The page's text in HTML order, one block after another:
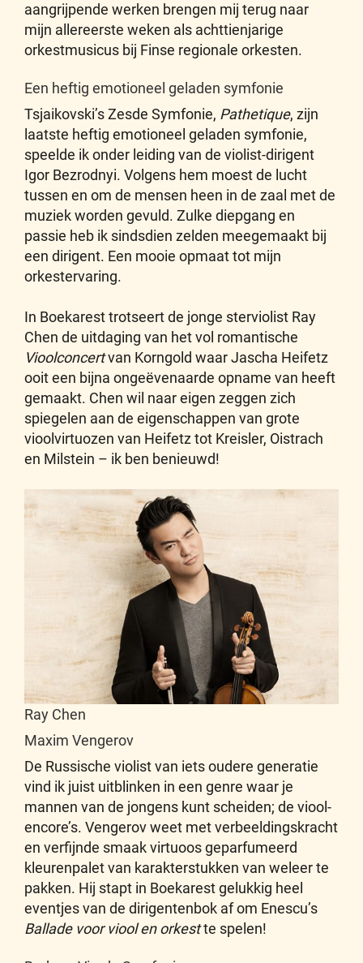
aangrijpende werken brengen mij terug naar
mijn allereerste weken als achttienjarige
orkestmusicus bij Finse regionale orkesten.
Een heftig emotioneel geladen symfonie
Tsjaikovski’s Zesde Symfonie, Pathetique, zijn
laatste heftig emotioneel geladen symfonie,
speelde ik onder leiding van de violist-dirigent
Igor Bezrodnyi. Volgens hem moest de lucht
tussen en om de mensen heen in de zaal met de
muziek worden gevuld. Zulke diepgang en
passie heb ik sindsdien zelden meegemaakt bij
een dirigent. Een mooie opmaat tot mijn
orkestervaring.
In Boekarest trotseert de jonge sterviolist Ray
Chen de uitdaging van het vol romantische
Vioolconcertvan Korngold waar Jascha Heifetz
ooit een bijna ongeëvenaarde opname van heeft
gemaakt. Chen wil naar eigen zeggen zich
spiegelen aan de eigenschappen van grote
vioolvirtuozen van Heifetz tot Kreisler, Oistrach
en Milstein – ik ben benieuwd!
Ray Chen
Maxim Vengerov
De Russische violist van iets oudere generatie
vind ik juist uitblinken in een genre waar je
mannen van de jongens kunt scheiden; de viool-
encore’s. Vengerov weet met verbeeldingskracht
en verfijnde smaak virtuoos geparfumeerd
kleurenpalet van karakterstukken van weleer te
pakken. Hij stapt in Boekarest gelukkig heel
eventjes van de dirigentenbok af om Enescu’s
Ballade voor viool en orkestte spelen!